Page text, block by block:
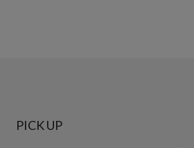
PICK UP